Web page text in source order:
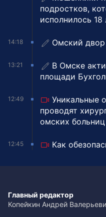
подростков,
исполнилось 18
14:18 Омский
13:21
В Омске
площади
12:49
Уникальные
проводят
омских больниц
12:45 Как
Главный редактор
Копейкин Андрей